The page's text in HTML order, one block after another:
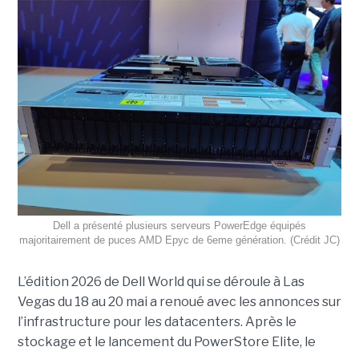
Dell a présenté plusieurs serveurs PowerEdge équipés
majoritairement de puces AMD Epyc de 6eme génération. (Crédit JC)
L’édition 2026 de Dell World qui se déroule à Las
Vegas du 18 au 20 mai a renoué avec les annonces sur
l’infrastructure pour les datacenters. Après le
stockage et le lancement du PowerStore Elite, le